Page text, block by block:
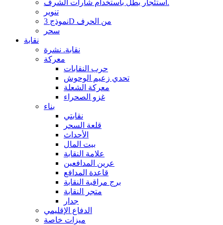
استئجار بطل باستخدام شارات الشرف.
تنوير
نموذج 3D من الحرف
سحر
نقابة
نقابة. نشرة
معركة
حرب النقابات
تحدي زعيم الوحوش
معركة الشعلة
غزو الصحراء
بناء
نقابتي
قلعة السحر
الأحداث
بيت المال
علامة النقابة
عرين المدافعين
قاعدة المدافع
برج مراقبة النقابة
متجر النقابة
جدار
الدفاع الإقليمي
ميزات خاصة